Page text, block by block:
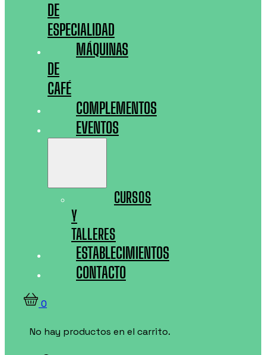
DE
ESPECIALIDAD
MÁQUINAS
DE
CAFÉ
COMPLEMENTOS
EVENTOS
CURSOS
Y
TALLERES
ESTABLECIMIENTOS
CONTACTO
0
No hay productos en el carrito.